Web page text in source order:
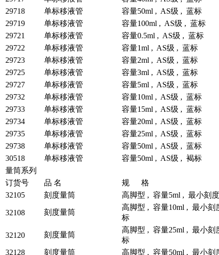
29718
单标移液管
容量50ml , AS级 , 蓝标
29719
单标移液管
容量100ml , AS级 , 蓝标
29721
单标移液管
容量0.5ml , AS级 , 蓝标
29722
单标移液管
容量1ml , AS级 , 蓝标
29723
单标移液管
容量2ml , AS级 , 蓝标
29725
单标移液管
容量3ml , AS级 , 蓝标
29727
单标移液管
容量5ml , AS级 , 蓝标
29732
单标移液管
容量10ml , AS级 , 蓝标
29733
单标移液管
容量15ml , AS级 , 蓝标
29734
单标移液管
容量20ml , AS级 , 蓝标
29735
单标移液管
容量25ml , AS级 , 蓝标
29738
单标移液管
容量50ml , AS级 , 蓝标
30518
单标移液管
容量50ml , AS级 , 褐标
量筒系列
订货号
品 名
规 格
32105
刻度量筒 高脚型 , 容量5ml , 最小刻
32108 刻度量筒
高脚型 , 容量10ml , 最小刻
标
32120 刻度量筒
高脚型 , 容量25ml , 最小
标
32128
刻度量筒 高脚型 , 容量50ml , 最小